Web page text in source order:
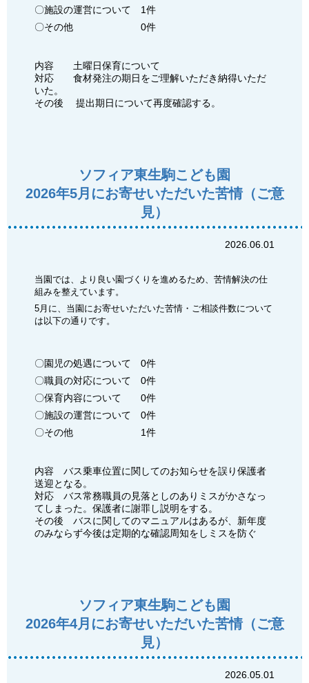
〇施設の運営について 1件
〇その他 0件
内容 土曜日保育について
対応 食材発注の期日をご理解いただき納得いただ
いた。
その後 提出期日について再度確認する。
ソフィア東生駒こども園
2026年5月にお寄せいただいた苦情（ご意
見）
2026.06.01
当園では、より良い園づくりを進めるため、苦情解決の仕
組みを整えています。
5月に、当園にお寄せいただいた苦情・ご相談件数について
は以下の通りです。
〇園児の処遇について 0件
〇職員の対応について 0件
〇保育内容について 0件
〇施設の運営について 0件
〇その他 1件
内容 バス乗車位置に関してのお知らせを誤り保護者
送迎となる。
対応 バス常務職員の見落としのありミスがかさなっ
てしまった。保護者に謝罪し説明をする。
その後 バスに関してのマニュアルはあるが、新年度
のみならず今後は定期的な確認周知をしミスを防ぐ
ソフィア東生駒こども園
2026年4月にお寄せいただいた苦情（ご意
見）
2026.05.01